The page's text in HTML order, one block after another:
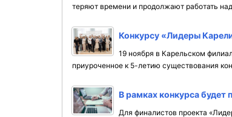
теряют времени и продолжают работать
Конкурсу «Лидеры
19 ноября в Карельском
приуроченное к 5-летию существования
В рамках конкурса будет
Для финалистов проекта